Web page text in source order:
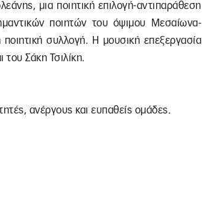
μια ποιητική επιλογή-αντιπαράθεση
ποιητών του όψιμου Μεσαίωνα-
συλλογή. Η μουσική επεξεργασία
του Σάκη Τσιλίκη.
ανέργους και ευπαθείς ομάδες.